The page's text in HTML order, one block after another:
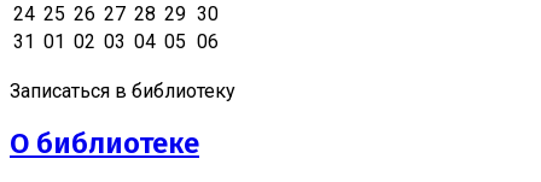
24 25 26 27 28 29 30
31 01 02 03 04 05 06
Записаться в библиотеку
О библиотеке